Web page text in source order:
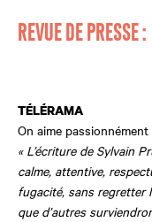
REVUE DE PRESSE :
TÉLÉRAMA
On aime
« L’écriture de Sylvain
calme, attentive,
fugacité, sans regretter
que d’autres